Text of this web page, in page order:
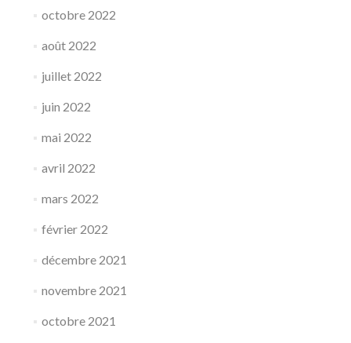
octobre 2022
août 2022
juillet 2022
juin 2022
mai 2022
avril 2022
mars 2022
février 2022
décembre 2021
novembre 2021
octobre 2021